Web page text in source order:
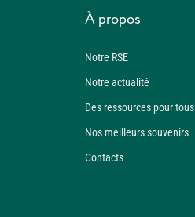
À propos
Notre RSE
Notre actualité
Des ressources pour tous
Nos meilleurs souvenirs
Contacts